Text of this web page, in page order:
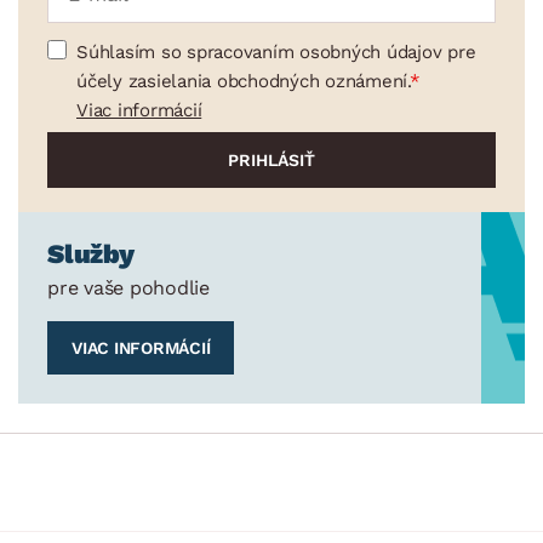
Súhlasím so spracovaním osobných údajov pre
účely zasielania obchodných oznámení.
Viac informácií
Služby
pre vaše pohodlie
VIAC INFORMÁCIÍ